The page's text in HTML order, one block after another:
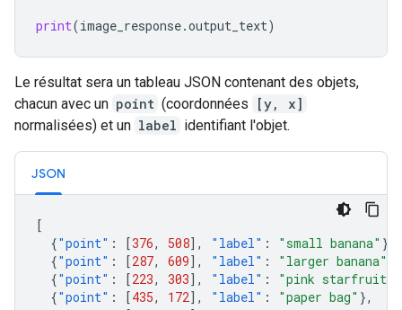
print(image_response.output_text)
Le résultat sera un tableau JSON contenant des objets,
chacun avec un point (coordonnées
[y, x]
normalisées) et un label identifiant l'objet.
JSON
[
{"point" : [376, 508], "label" : "small banana" },
{"point" : [287, 609], "label" : "larger banana"
{"point" : [223, 303], "label" : "pink starfruit"
{"point" : [435, 172], "label" : "paper bag" },